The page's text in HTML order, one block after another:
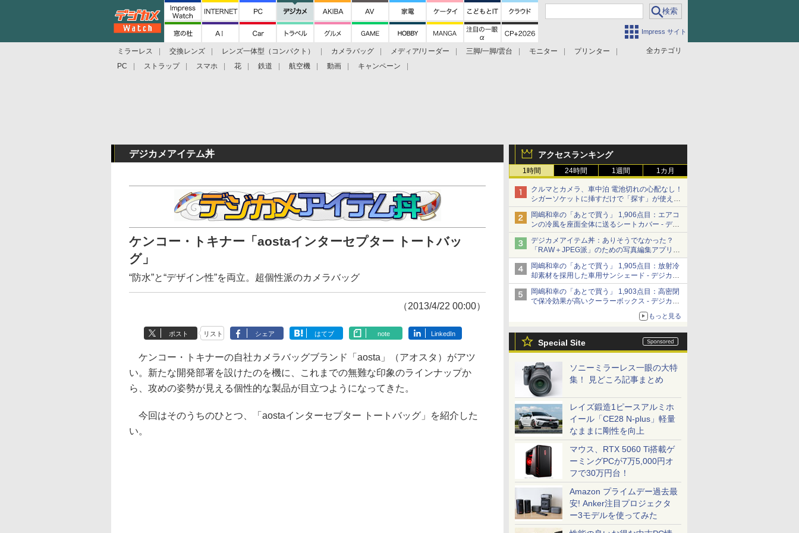
Impress サイト
全カテゴリ
ミラーレス 交換レンズ レンズ一体型（コンパクト） カメラバッグ メディア/リーダー 三脚/一脚/雲台 モニター
プリンター
PC
ストラップ スマホ 花 鉄道 航空機 動画 キャンペーン
アクセスランキング
1時間 24時間 1週間 1カ月
クルマとカメラ、車中泊 電池切れの心配なし！
シガーソケットに挿すだけで「探す」が使える
スマートタグ - デジカメ Watch
岡嶋和幸の「あとで買う」 1,906点目：エアコ
ンの冷風を座面全体に送るシートカバー - デジ
カメ Watch
デジカメアイテム丼：ありそうでなかった？
「RAW＋JPEG派」のための写真編集アプリ
カメラデフォルトのJPEGを大切にする
「Filmator」
岡嶋和幸の「あとで買う」 1,905点目：放射冷
却素材を採用した車用サンシェード - デジカメ
Watch
岡嶋和幸の「あとで買う」 1,903点目：高密閉
で保冷効果が高いクーラーボックス - デジカメ
もっと見る
Special Site
ソニーミラーレス一眼の大特
集！ 見どころ記事まとめ
レイズ鍛造1ピースアルミホ
イール「CE28 N-plus」軽量
なままに剛性を向上
マウス、RTX 5060 Ti搭載ゲ
ーミングPCが7万5,000円オ
フで30万円台！
Amazon プライムデー過去最
安! Anker注目プロジェクタ
ー3モデルを使ってみた
デジカメアイテム丼
ケンコー・トキナー「aostaインターセプター トートバッ
グ」
“防水”と“デザイン性”を両立。超個性派のカメラバッグ
（2013/4/22 00:00）
ポスト リスト シェア はてブ note LinkedIn
ケンコー・トキナーの自社カメラバッグブランド「aosta」（アオスタ）がアツ
い。新たな開発部署を設けたのを機に、これまでの無難な印象のラインナップか
ら、攻めの姿勢が見える個性的な製品が目立つようになってきた。
今回はそのうちのひとつ、「aostaインターセプター トートバッグ」を紹介した
い。